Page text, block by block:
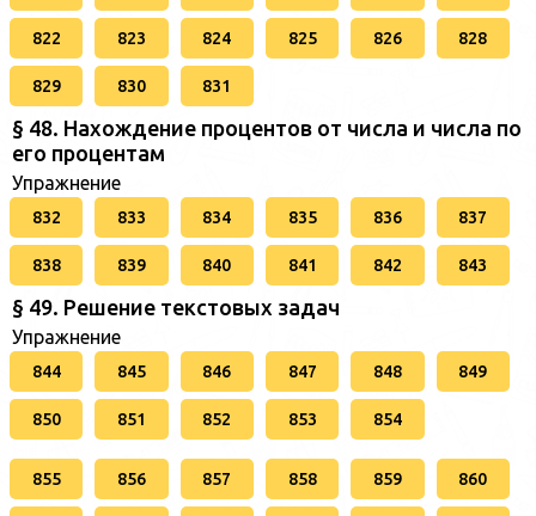
822 823 824 825 826 828
829 830 831
§ 48. Нахождение процентов от числа и числа по
его процентам
Упражнение
832 833 834 835 836 837
838 839 840 841 842 843
§ 49. Решение текстовых задач
Упражнение
844 845 846 847 848 849
850 851 852 853 854
855 856 857 858 859 860